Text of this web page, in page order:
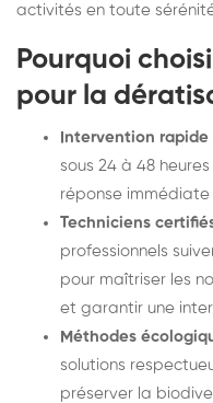
activités en toute
Pourquoi
pour la
Intervention rapide
sous 24 à 48
réponse immédiate
Techniciens
professionnels
pour maîtriser les
et garantir une
Méthodes
solutions
préserver la